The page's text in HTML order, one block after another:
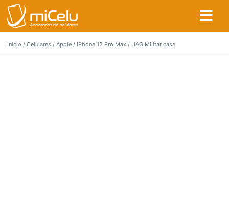
Inicio / Celulares / Apple / iPhone 12 Pro Max / UAG Militar case